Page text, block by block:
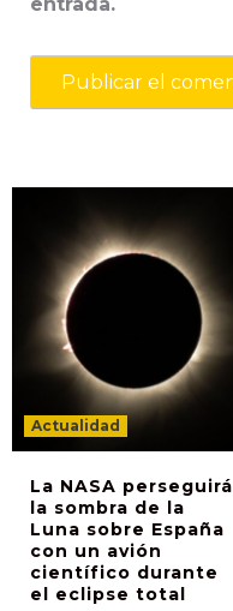
entrada.
Actualidad
La NASA perseguirá
la sombra de la
Luna sobre España
con un avión
científico durante
el eclipse total